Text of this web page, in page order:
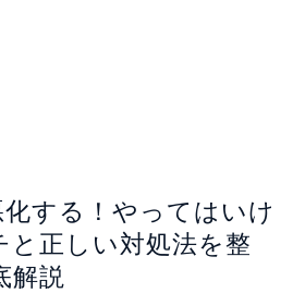
する！やってはいけ
と正しい対処法を整
解説